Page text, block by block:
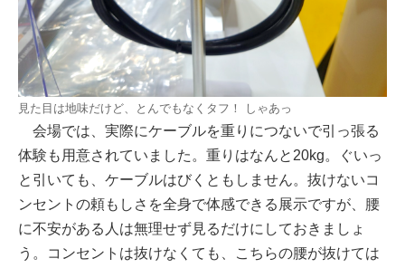
見た目は地味だけど、とんでもなくタフ！ しゃあっ
会場では、実際にケーブルを重りにつないで引っ張る
体験も用意されていました。重りはなんと20kg。ぐいっ
と引いても、ケーブルはびくともしません。抜けないコ
ンセントの頼もしさを全身で体感できる展示ですが、腰
に不安がある人は無理せず見るだけにしておきましょ
う。コンセントは抜けなくても、こちらの腰が抜けては